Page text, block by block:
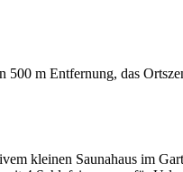
m Entfernung, das
kleinen Saunahaus im